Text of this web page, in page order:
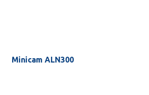
Minicam ALN300